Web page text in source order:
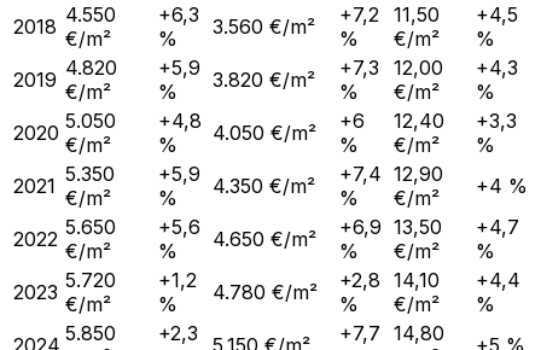
2018 4.550
€/m²
+6,3
%
3.560 €/m²
+7,2
%
11,50
€/m²
+4,5
%
2019 4.820
€/m²
+5,9
%
3.820 €/m²
+7,3
%
12,00
€/m²
+4,3
%
2020 5.050
€/m²
+4,8
%
4.050 €/m²
+6
%
12,40
€/m²
+3,3
%
2021 5.350
€/m²
+5,9
%
4.350 €/m²
+7,4
%
12,90
€/m²
+4 %
2022 5.650
€/m²
+5,6
%
4.650 €/m²
+6,9
%
13,50
€/m²
+4,7
%
2023 5.720
€/m²
+1,2
%
4.780 €/m²
+2,8
%
14,10
€/m²
+4,4
%
5.850
+2,3
+7,7 14,80